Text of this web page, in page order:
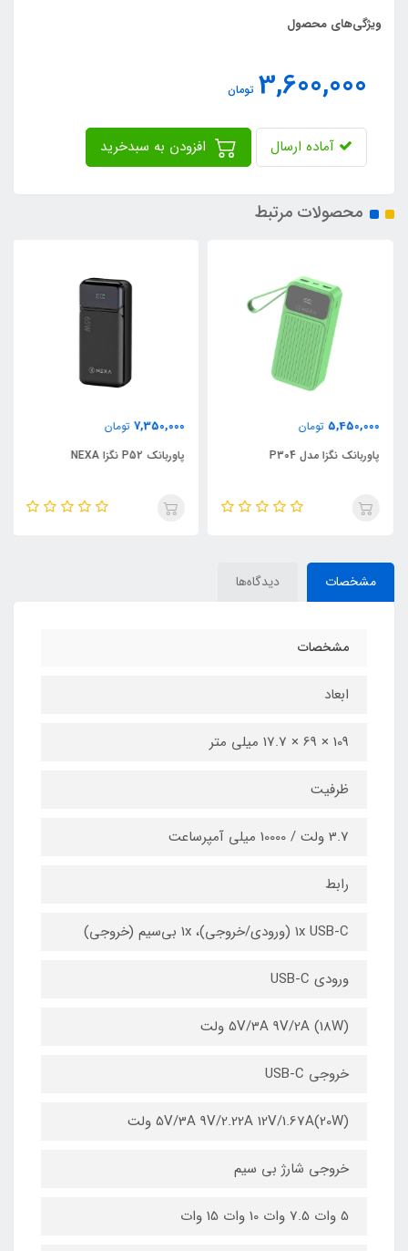
ویژگی‌های محصول
3,600,000 تومان
آماده ارسال
محصولات مرتبط
5,450,000 تومان
پاوربانک نگزا مدل P304
7,350,000 تومان
پاوربانک P52 نگزا NEXA
مشخصات دیدگاه‌ها
مشخصات
ابعاد
109 × 69 × 17.7 میلی متر
ظرفیت
3.7 ولت / 10000 میلی آمپرساعت
رابط
1x USB-C (ورودی/خروجی)، 1x بی‌سیم (خروجی)
ورودی USB-C
5V/3A 9V/2A (18W) ولت
خروجی USB-C
5V/3A 9V/2.22A 12V/1.67A(20W) ولت
خروجی شارژ بی سیم
5 وات 7.5 وات 10 وات 15 وات